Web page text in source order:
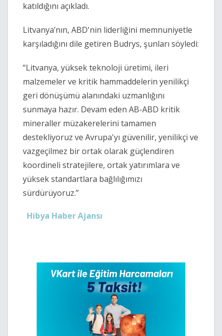
katıldığını açıkladı.
Litvanya’nın, ABD'nin liderliğini memnuniyetle
karşıladığını dile getiren Budrys, şunları söyledi:
“Litvanya, yüksek teknoloji üretimi, ileri
malzemeler ve kritik hammaddelerin yenilikçi
geri dönüşümü alanındaki uzmanlığını
sunmaya hazır. Devam eden AB-ABD kritik
mineraller müzakerelerini tamamen
destekliyoruz ve Avrupa'yı güvenilir, yenilikçi ve
vazgeçilmez bir ortak olarak güçlendiren
koordineli stratejilere, ortak yatırımlara ve
yüksek standartlara bağlılığımızı
sürdürüyoruz.”
Hibya Haber Ajansı